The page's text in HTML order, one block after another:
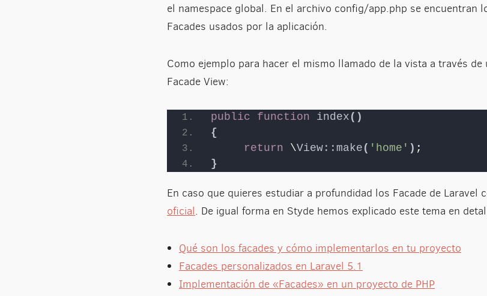
el namespace global. En el archivo config/app.php se encuentran
Facades usados por la aplicación.
Como ejemplo para hacer el mismo llamado de la vista a través
Facade View:
public function index ()
{
return \View::make ( 'home' ) ;
}
En caso que quieres estudiar a profundidad los Facade de Laravel
oficial. De igual forma en Styde hemos explicado este tema en
Qué son los facades y cómo implementarlos en tu proyecto
Facades personalizados en Laravel 5.1
Implementación de «Facades» en un proyecto de PHP